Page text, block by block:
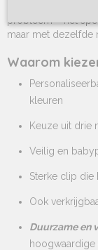
bedrukking of om
probleem – het
maar met dezelfde
Waarom
kleuren
Keuze uit drie
Veilig en
Sterke clip die
Ook
Duurzame en
hoogwaardige